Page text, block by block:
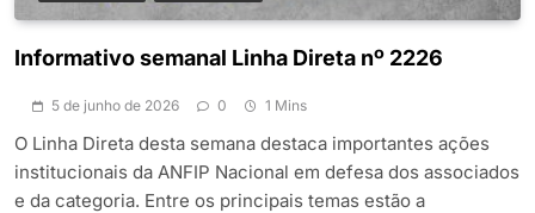
Informativo semanal Linha Direta nº 2226
5 de junho de 2026 0 1 Mins
O Linha Direta desta semana destaca importantes ações
institucionais da ANFIP Nacional em defesa dos associados
e da categoria. Entre os principais temas estão a